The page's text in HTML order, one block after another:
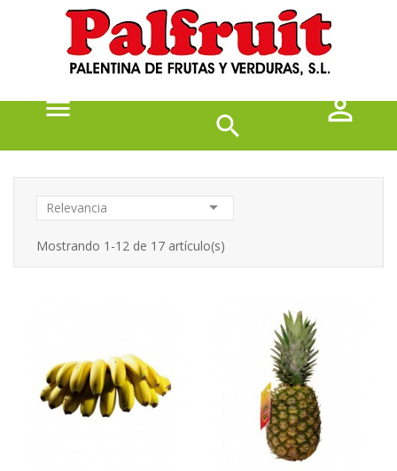
 

Relevancia 
Mostrando 1-12 de 17 artículo(s)